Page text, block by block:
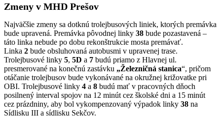
Zmeny v MHD Prešov
Najväčšie zmeny sa dotknú trolejbusových liniek, ktorých premávka
bude upravená. Premávka pôvodnej linky 38 bude pozastavená –
táto linka nebude po dobu rekonštrukcie mosta premávať.
Linka 2 bude obsluhovaná autobusmi v upravenej trase.
Trolejbusové linky 5, 5D a 7 budú priamo z Hlavnej ul.
presmerované na konečnú zastávku „Železničná stanica“, pričom
otáčanie trolejbusov bude vykonávané na okružnej križovatke pri
OBI. Trolejbusové linky 4 a 8 budú mať v pracovných dňoch
posilnený interval spojov na 12 minút cez školské dni a 15 minút
cez prázdniny, aby bol vykompenzovaný výpadok linky 38 na
Sídlisku III a sídlisku Sekčov.